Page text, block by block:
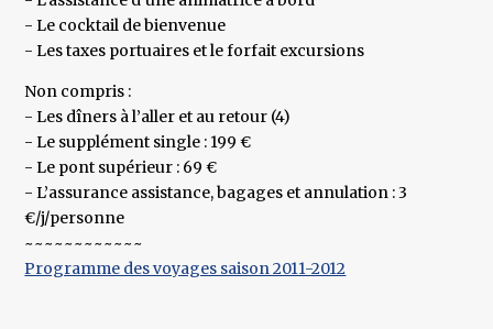
- Le cocktail de bienvenue
- Les taxes portuaires et le forfait excursions
Non compris :
- Les dîners à l’aller et au retour (4)
- Le supplément single : 199 €
- Le pont supérieur : 69 €
- L’assurance assistance, bagages et annulation : 3
€/j/personne
~~~~~~~~~~~~
Programme des voyages saison 2011-2012